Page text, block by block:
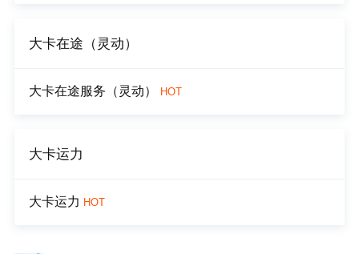
大卡在途（灵动）
大卡在途服务（灵动） HOT
大卡运力
大卡运力 HOT